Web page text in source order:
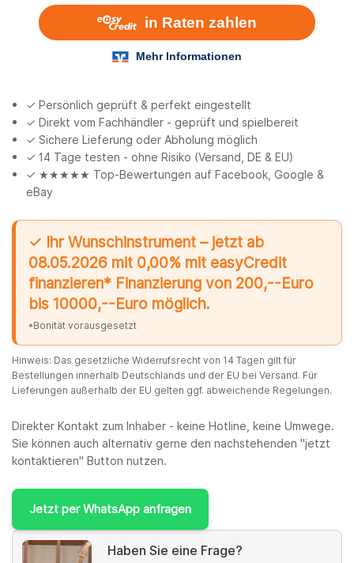
✓ Persönlich geprüft & perfekt eingestellt
✓ Direkt vom Fachhändler - geprüft und spielbereit
✓ Sichere Lieferung oder Abholung möglich
✓ 14 Tage testen - ohne Risiko (Versand, DE & EU)
✓ ★★★★★ Top-Bewertungen auf Facebook, Google &
eBay
✓ Ihr Wunschinstrument – jetzt ab
08.05.2026 mit 0,00% mit easyCredit
finanzieren* Finanzierung von 200,--Euro
bis 10000,--Euro möglich.
*Bonität vorausgesetzt
Hinweis: Das gesetzliche Widerrufsrecht von 14 Tagen gilt für
Bestellungen innerhalb Deutschlands und der EU bei Versand. Für
Lieferungen außerhalb der EU gelten ggf. abweichende Regelungen.
Direkter Kontakt zum Inhaber - keine Hotline, keine Umwege.
Sie können auch alternativ gerne den nachstehenden "jetzt
kontaktieren" Button nutzen.
Jetzt per WhatsApp anfragen
Haben Sie eine Frage?